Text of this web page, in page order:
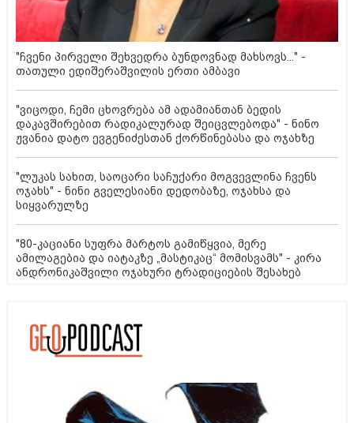
"ჩვენი პირველი შეხვედრა ბუნდოვნად მახსოვს..." -
თათული ედიშერაშვილის ერთი ამბავი
"ვიცოდი, ჩემი ცხოვრება ამ ადამიანთან ბედის
დაკავშირებით რადიკალურად შეიცვლებოდა" - ნინო
ჟვანია დატო ევგენიძესთან ქორწინებასა და ოჯახზე
"ლუკას სახით, საოცარი საჩუქარი მოგვევლინა ჩვენს
ოჯახს" - ნინი გველესიანი დედობაზე, ოჯახსა და
სიყვარულზე
"80-კაციანი სუფრა მარტოს გამიწყვია, მერე
ამილაგებია და იატაკზე „მასტიკაც“ მომისვამს" - კირა
ანდრონიკაშვილი ოჯახური ტრადიციების შესახებ